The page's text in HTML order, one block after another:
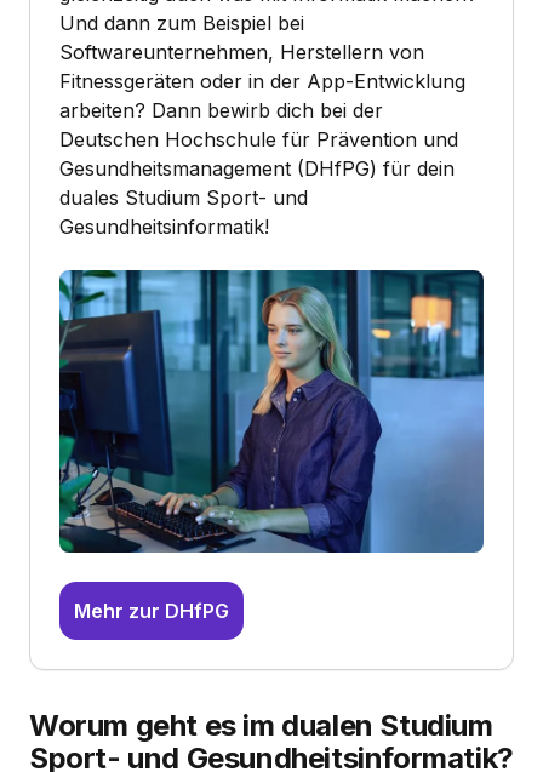
Und dann zum Beispiel bei
Softwareunternehmen, Herstellern von
Fitnessgeräten oder in der App-Entwicklung
arbeiten? Dann bewirb dich bei der
Deutschen Hochschule für Prävention und
Gesundheitsmanagement (DHfPG) für dein
duales Studium Sport- und
Gesundheitsinformatik!
Mehr zur DHfPG
Worum geht es im dualen Studium
Sport- und Gesundheitsinformatik?